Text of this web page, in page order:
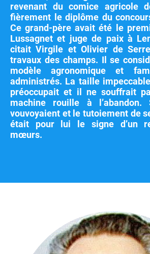
revenant du comice agricole
fièrement le diplôme du
Ce grand-père avait été le
Lussagnet et juge de paix à
citait Virgile et Olivier de
travaux des champs. Il se
modèle agronomique et
administrés. La taille
préoccupait et il ne souffrait
machine rouille à
vouvoyaient et le tutoiement de
était pour lui le signe d’un
mœurs.